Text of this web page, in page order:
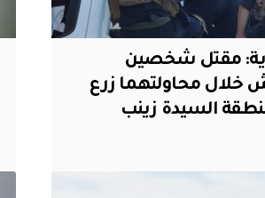
مقتل شخصين
خلال محاولتهما زرع
السيدة زينب